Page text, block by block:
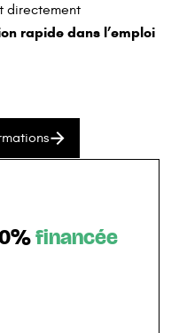
directement
rapide dans l’emploi
financée